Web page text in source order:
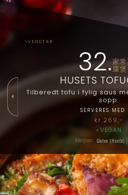
⏴
◦VEGETAR
32.家
腐煲
HUSETS
Tilberedt tofu i fylig saus
sopp.
SERVERES MED
kr.269,-
◦ VEGAN
Allergener: Gluten (Hvete)